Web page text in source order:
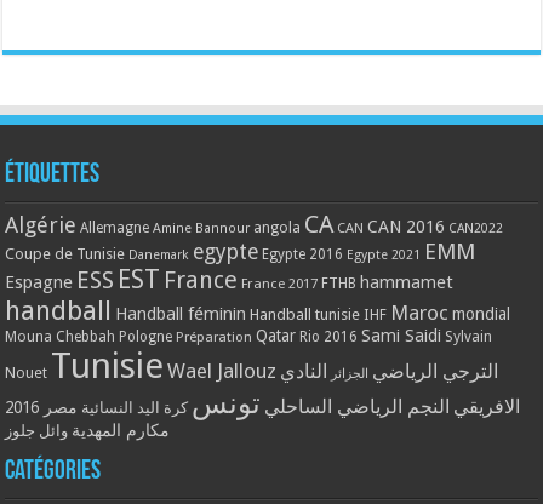
Étiquettes
Algérie Allemagne Amine Bannour angola CA CAN CAN 2016 CAN2022
Coupe de Tunisie Danemark egypte Egypte 2016 Egypte 2021 EMM
Espagne ESS EST France France 2017 FTHB hammamet
handball Handball féminin Handball tunisie IHF Maroc mondial
Mouna Chebbah Pologne Préparation Qatar Rio 2016 Sami Saidi Sylvain
Nouet Tunisie Wael Jallouz الترجي الرياضي الجزائر النادي
الافريقي النجم الرياضي الساحلي تونس كرة اليد النسائية مصر 2016
مكارم المهدية وائل جلوز
Catégories